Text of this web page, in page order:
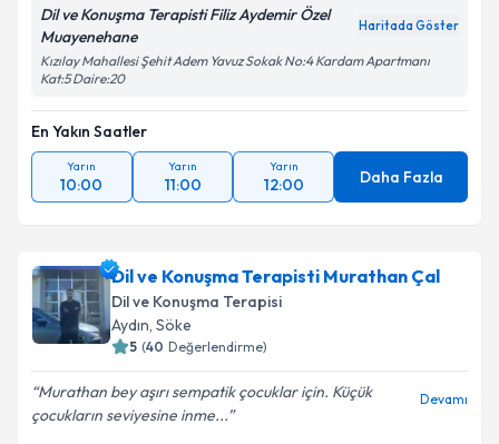
Dil ve Konuşma Terapisti Filiz Aydemir Özel
Muayenehane
Haritada Göster
Kızılay Mahallesi Şehit Adem Yavuz Sokak No:4 Kardam Apartmanı
Kat:5 Daire:20
En Yakın Saatler
Yarın
10:00
Yarın
11:00
Yarın
12:00 Daha Fazla
Dil ve Konuşma Terapisti Murathan Çal
Dil ve Konuşma Terapisi
Aydın, Söke
5 (40 Değerlendirme)
Murathan bey aşırı sempatik çocuklar için. Küçük
çocukların seviyesine inme...
Devamı